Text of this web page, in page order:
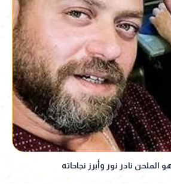
الملحن نادر نور وأبرز نجاحاته